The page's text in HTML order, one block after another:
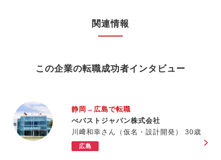
関連情報
この企業の転職成功者インタビュー
静岡→広島で転職
べバストジャパン株式会社
川﨑和幸さん（仮名・設計開発） 30歳
広島